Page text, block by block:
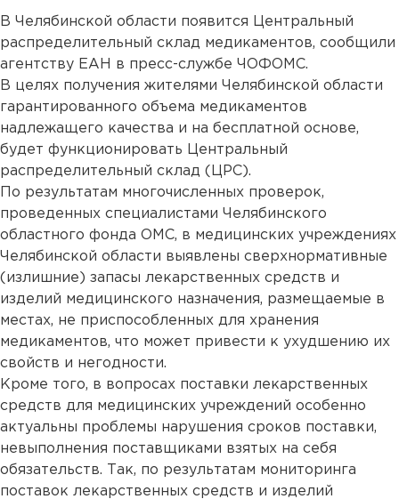
В Челябинской области появится Центральный
распределительный склад медикаментов, сообщили
агентству ЕАН в пресс-службе ЧОФОМС.
В целях получения жителями Челябинской области
гарантированного объема медикаментов
надлежащего качества и на бесплатной основе,
будет функционировать Центральный
распределительный склад (ЦРС).
По результатам многочисленных проверок,
проведенных специалистами Челябинского
областного фонда ОМС, в медицинских учреждениях
Челябинской области выявлены сверхнормативные
(излишние) запасы лекарственных средств и
изделий медицинского назначения, размещаемые в
местах, не приспособленных для хранения
медикаментов, что может привести к ухудшению их
свойств и негодности.
Кроме того, в вопросах поставки лекарственных
средств для медицинских учреждений особенно
актуальны проблемы нарушения сроков поставки,
невыполнения поставщиками взятых на себя
обязательств. Так, по результатам мониторинга
поставок лекарственных средств и изделий